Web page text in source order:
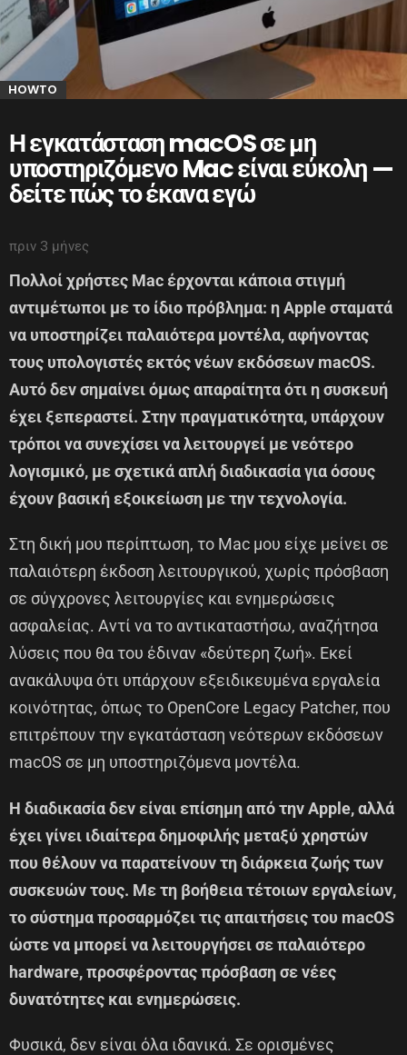
HOWTO
Η εγκατάσταση macOS σε μη
υποστηριζόμενο Mac είναι εύκολη —
δείτε πώς το έκανα εγώ
πριν 3 μήνες
Πολλοί χρήστες Mac έρχονται κάποια στιγμή
αντιμέτωποι με το ίδιο πρόβλημα: η Apple σταματά
να υποστηρίζει παλαιότερα μοντέλα, αφήνοντας
τους υπολογιστές εκτός νέων εκδόσεων macOS.
Αυτό δεν σημαίνει όμως απαραίτητα ότι η συσκευή
έχει ξεπεραστεί. Στην πραγματικότητα, υπάρχουν
τρόποι να συνεχίσει να λειτουργεί με νεότερο
λογισμικό, με σχετικά απλή διαδικασία για όσους
έχουν βασική εξοικείωση με την τεχνολογία.
Στη δική μου περίπτωση, το Mac μου είχε μείνει σε
παλαιότερη έκδοση λειτουργικού, χωρίς πρόσβαση
σε σύγχρονες λειτουργίες και ενημερώσεις
ασφαλείας. Αντί να το αντικαταστήσω, αναζήτησα
λύσεις που θα του έδιναν «δεύτερη ζωή». Εκεί
ανακάλυψα ότι υπάρχουν εξειδικευμένα εργαλεία
κοινότητας, όπως το OpenCore Legacy Patcher, που
επιτρέπουν την εγκατάσταση νεότερων εκδόσεων
macOS σε μη υποστηριζόμενα μοντέλα.
Η διαδικασία δεν είναι επίσημη από την Apple, αλλά
έχει γίνει ιδιαίτερα δημοφιλής μεταξύ χρηστών
που θέλουν να παρατείνουν τη διάρκεια ζωής των
συσκευών τους. Με τη βοήθεια τέτοιων εργαλείων,
το σύστημα προσαρμόζει τις απαιτήσεις του macOS
ώστε να μπορεί να λειτουργήσει σε παλαιότερο
hardware, προσφέροντας πρόσβαση σε νέες
δυνατότητες και ενημερώσεις.
Φυσικά, δεν είναι όλα ιδανικά. Σε ορισμένες